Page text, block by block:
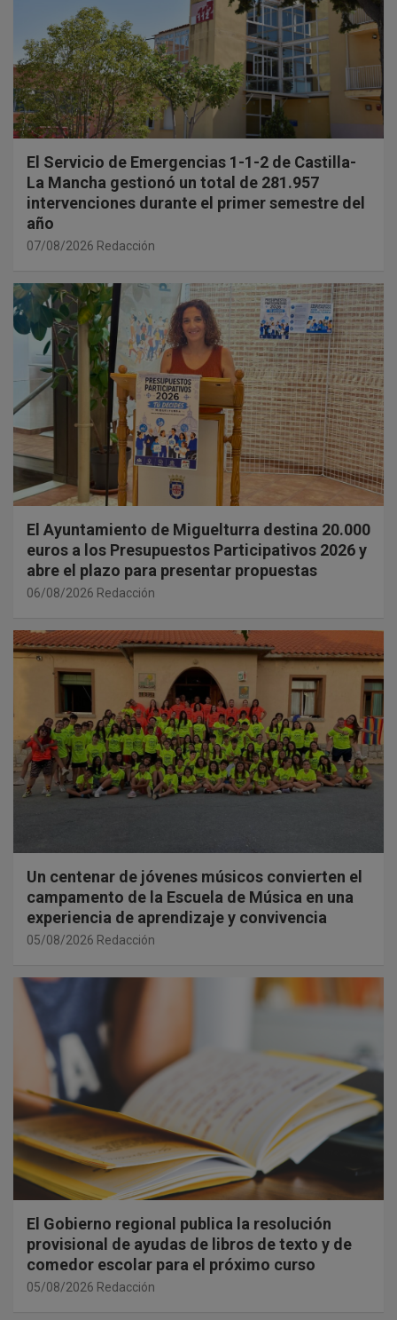
El Servicio de Emergencias 1-1-2 de Castilla-
La Mancha gestionó un total de 281.957
intervenciones durante el primer semestre del
año
07/08/2026 Redacción
El Ayuntamiento de Miguelturra destina 20.000
euros a los Presupuestos Participativos 2026 y
abre el plazo para presentar propuestas
06/08/2026 Redacción
Un centenar de jóvenes músicos convierten el
campamento de la Escuela de Música en una
experiencia de aprendizaje y convivencia
05/08/2026 Redacción
El Gobierno regional publica la resolución
provisional de ayudas de libros de texto y de
comedor escolar para el próximo curso
05/08/2026 Redacción